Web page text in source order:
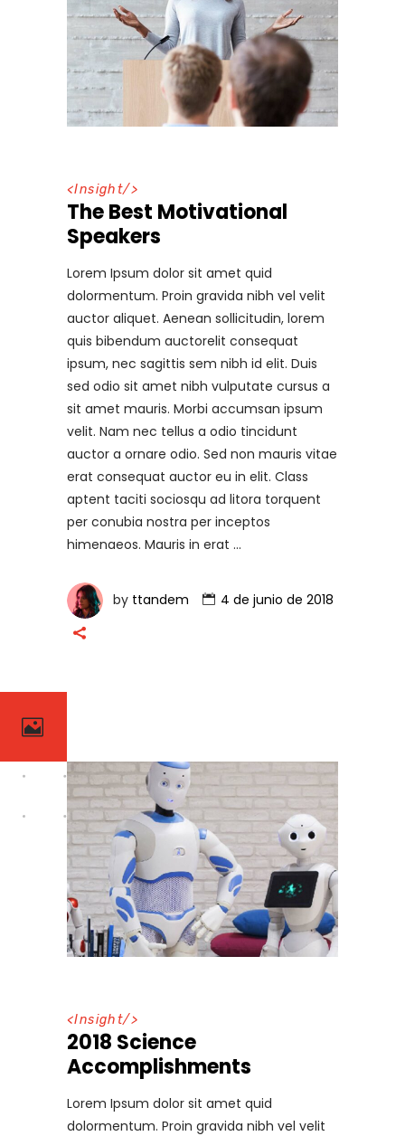
<Insight/>
The Best Motivational
Speakers
Lorem Ipsum dolor sit amet quid
dolormentum. Proin gravida nibh vel velit
auctor aliquet. Aenean sollicitudin, lorem
quis bibendum auctorelit consequat
ipsum, nec sagittis sem nibh id elit. Duis
sed odio sit amet nibh vulputate cursus a
sit amet mauris. Morbi accumsan ipsum
velit. Nam nec tellus a odio tincidunt
auctor a ornare odio. Sed non mauris vitae
erat consequat auctor eu in elit. Class
aptent taciti sociosqu ad litora torquent
per conubia nostra per inceptos
himenaeos. Mauris in erat
by ttandem 4 de junio de 2018
<Insight/>
2018 Science
Accomplishments
Lorem Ipsum dolor sit amet quid
dolormentum. Proin gravida nibh vel velit